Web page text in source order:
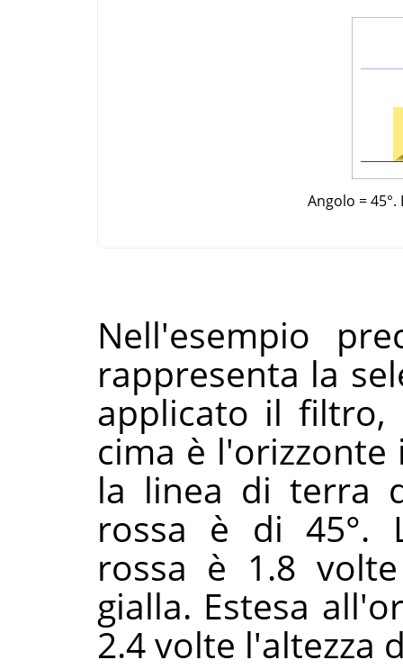
Angolo = 45°.
Nell'esempio
rappresenta la
applicato il
cima è
la linea di terra
rossa è di 45°.
rossa è 1.8
gialla. Estesa
2.4 volte l'altezza